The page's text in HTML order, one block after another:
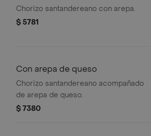
Chorizo santandereano con arepa.
$ 5781
Con arepa de queso
Chorizo santandereano acompañado
de arepa de queso.
$ 7380